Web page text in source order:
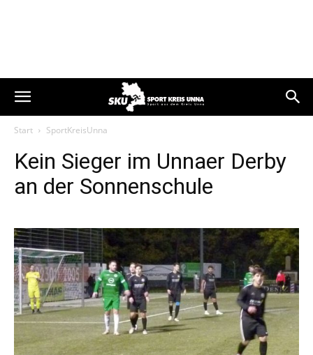
Start SportKreisUnna
Kein Sieger im Unnaer Derby
an der Sonnenschule